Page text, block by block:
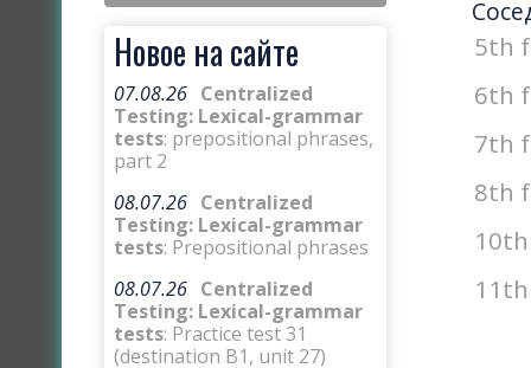
Новое на сайте
07.08.26 Centralized
Testing: Lexical-grammar
tests: prepositional phrases,
part 2
08.07.26 Centralized
Testing: Lexical-grammar
tests: Prepositional phrases
08.07.26 Centralized
Testing: Lexical-grammar
tests: Practice test 31
(destination B1, unit 27)
5th
6th
7th
8th